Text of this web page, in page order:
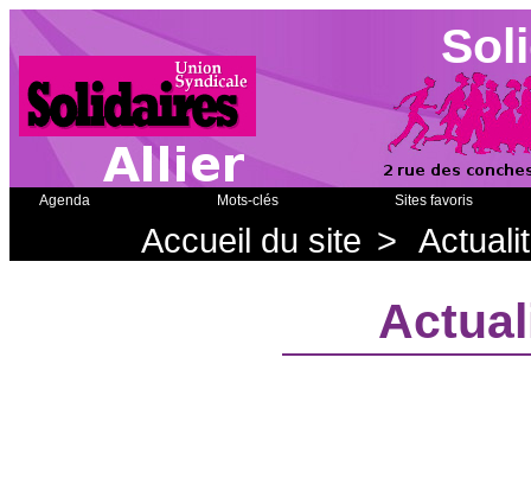
Agenda Mots-clés Sites favoris
Accueil du site >